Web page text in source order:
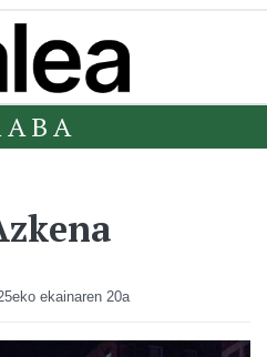
ekainaren 20a